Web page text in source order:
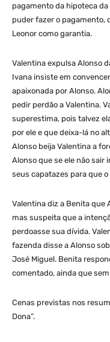
pagamento da hipoteca
puder fazer o pagamento,
Leonor como garantia.
Valentina expulsa Alonso
Ivana insiste em
apaixonada por Alonso.
pedir perdão a Valentina.
superestima, pois talvez
por ele e que deixa-lá no
Alonso beija Valentina a
Alonso que se ele não sair
seus capatazes para que
Valentina diz a Benita que
mas suspeita que a
perdoasse sua dívida.
fazenda disse a Alonso
José Miguel. Benita
comentado, ainda que
Cenas previstas nos
Dona”.